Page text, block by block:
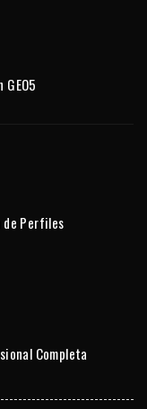
de Perfiles
Completa